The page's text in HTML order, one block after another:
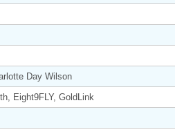
Day Wilson
Eight9FLY, GoldLink